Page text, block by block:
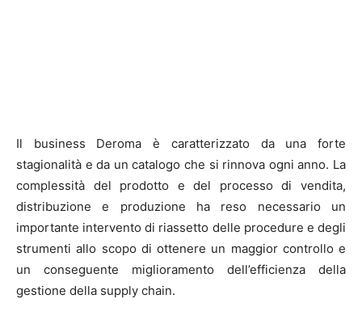
Il business Deroma è caratterizzato da una forte
stagionalità e da un catalogo che si rinnova ogni anno. La
complessità del prodotto e del processo di vendita,
distribuzione e produzione ha reso necessario un
importante intervento di riassetto delle procedure e degli
strumenti allo scopo di ottenere un maggior controllo e
un conseguente miglioramento dell’efficienza della
gestione della supply chain.